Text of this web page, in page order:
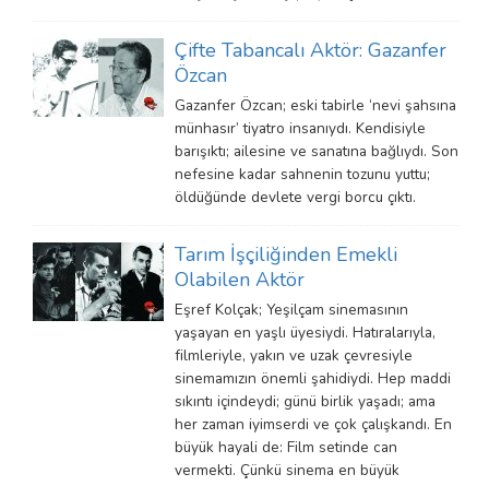
Çifte Tabancalı Aktör: Gazanfer
Özcan
Gazanfer Özcan; eski tabirle ‘nevi şahsına
münhasır’ tiyatro insanıydı. Kendisiyle
barışıktı; ailesine ve sanatına bağlıydı. Son
nefesine kadar sahnenin tozunu yuttu;
öldüğünde devlete vergi borcu çıktı.
Tarım İşçiliğinden Emekli
Olabilen Aktör
Eşref Kolçak; Yeşilçam sinemasının
yaşayan en yaşlı üyesiydi. Hatıralarıyla,
filmleriyle, yakın ve uzak çevresiyle
sinemamızın önemli şahidiydi. Hep maddi
sıkıntı içindeydi; günü birlik yaşadı; ama
her zaman iyimserdi ve çok çalışkandı. En
büyük hayali de: Film setinde can
vermekti. Çünkü sinema en büyük